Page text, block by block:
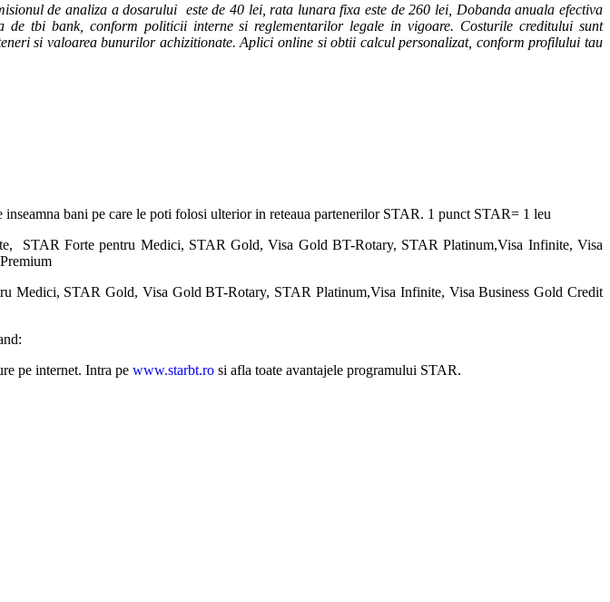
de analiza a dosarului este de 40 lei, rata lunara fixa este de 260 lei, Dobanda anuala efectiva
tbi bank, conform politicii interne si reglementarilor legale in vigoare. Costurile creditului sunt
si valoarea bunurilor achizitionate. Aplici online si obtii calcul personalizat, conform profilului tau
inseamna bani pe care le poti folosi ulterior in reteaua partenerilor STAR. 1 punct STAR= 1 leu
STAR Forte pentru Medici, STAR Gold, Visa Gold BT-Rotary, STAR Platinum,Visa Infinite, Visa
Medici, STAR Gold, Visa Gold BT-Rotary, STAR Platinum,Visa Infinite, Visa Business Gold Credit
pe internet. Intra pe www.starbt.ro si afla toate avantajele programului STAR.